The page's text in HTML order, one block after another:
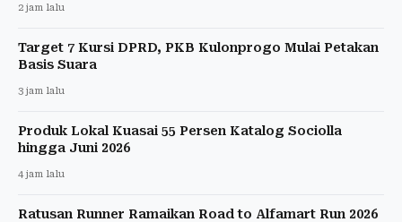
2 jam lalu
Target 7 Kursi DPRD, PKB Kulonprogo Mulai Petakan
Basis Suara
3 jam lalu
Produk Lokal Kuasai 55 Persen Katalog Sociolla
hingga Juni 2026
4 jam lalu
Ratusan Runner Ramaikan Road to Alfamart Run 2026